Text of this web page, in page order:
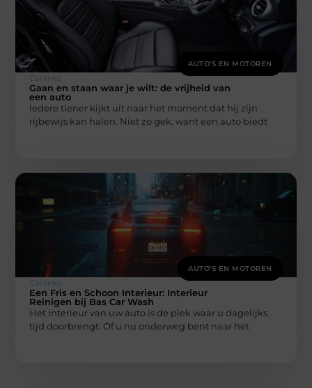
AUTO’S EN MOTOREN
Carlinks
Gaan en staan waar je wilt: de vrijheid van
een auto
Iedere tiener kijkt uit naar het moment dat hij zijn
rijbewijs kan halen. Niet zo gek, want een auto biedt
AUTO’S EN MOTOREN
Carlinks
Een Fris en Schoon Interieur: Interieur
Reinigen bij Bas Car Wash
Het interieur van uw auto is de plek waar u dagelijks
tijd doorbrengt. Of u nu onderweg bent naar het